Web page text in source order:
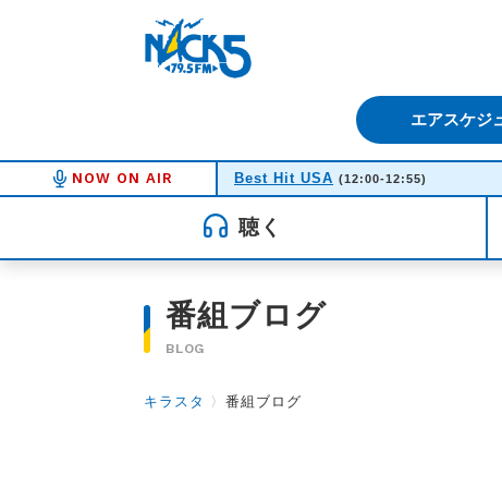
エアスケジ
NOW ON AIR Best Hit USA (12:00-12:55)
聴く
番組ブログ
BLOG
キラスタ 〉 番組ブログ